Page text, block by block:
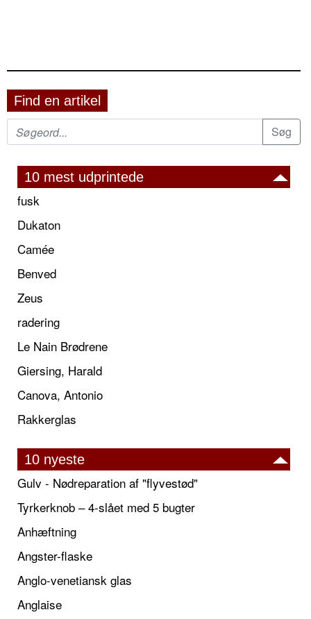
Find en artikel
10 mest udprintede
fusk
Dukaton
Camée
Benved
Zeus
radering
Le Nain Brødrene
Giersing, Harald
Canova, Antonio
Rakkerglas
10 nyeste
Gulv - Nødreparation af "flyvestød"
Tyrkerknob – 4-slået med 5 bugter
Anhæftning
Angster-flaske
Anglo-venetiansk glas
Anglaise